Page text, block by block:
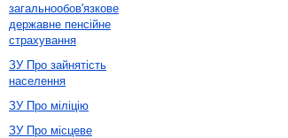
загальнообов'язкове
державне пенсійне
страхування
ЗУ Про зайнятість
населення
ЗУ Про міліцію
ЗУ Про місцеве